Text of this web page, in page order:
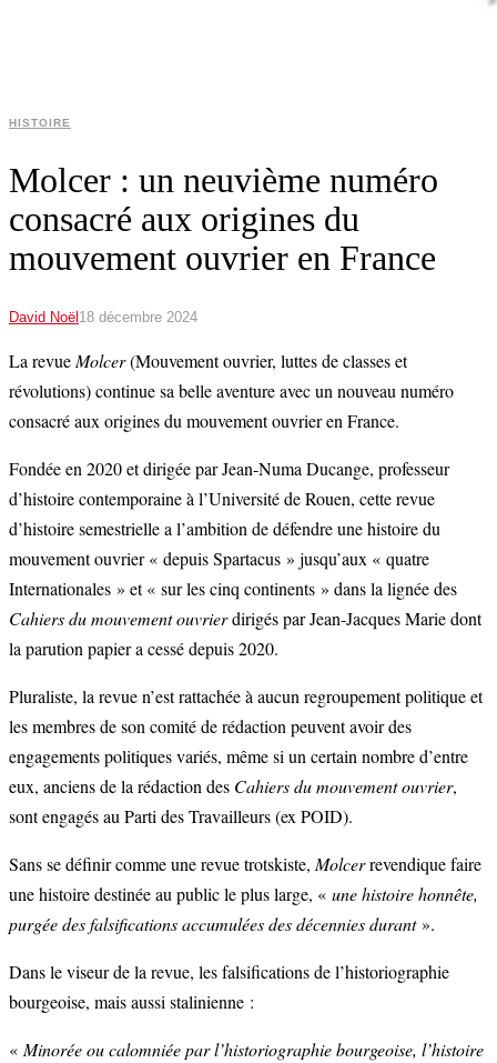
HISTOIRE
Molcer : un neuvième numéro
consacré aux origines du
mouvement ouvrier en France
David Noël 18 décembre 2024
La revue Molcer(Mouvement ouvrier, luttes de classes et
révolutions) continue sa belle aventure avec un nouveau numéro
consacré aux origines du mouvement ouvrier en France.
Fondée en 2020 et dirigée par Jean-Numa Ducange, professeur
d’histoire contemporaine à l’Université de Rouen, cette revue
d’histoire semestrielle a l’ambition de défendre une histoire du
mouvement ouvrier « depuis Spartacus » jusqu’aux « quatre
Internationales » et « sur les cinq continents » dans la lignée des
Cahiers du mouvement ouvrierdirigés par Jean-Jacques Marie dont
la parution papier a cessé depuis 2020.
Pluraliste, la revue n’est rattachée à aucun regroupement politique et
les membres de son comité de rédaction peuvent avoir des
engagements politiques variés, même si un certain nombre d’entre
eux, anciens de la rédaction des Cahiers du mouvement ouvrier,
sont engagés au Parti des Travailleurs (ex POID).
Sans se définir comme une revue trotskiste, Molcerrevendique faire
une histoire destinée au public le plus large, « une histoire honnête,
purgée des falsifications accumulées des décennies durant».
Dans le viseur de la revue, les falsifications de l’historiographie
bourgeoise, mais aussi stalinienne :
« Minorée ou calomniée par l’historiographie bourgeoise, l’histoire